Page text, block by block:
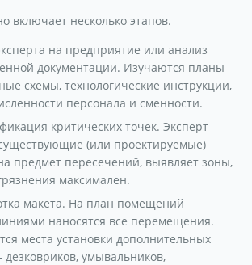
включает несколько этапов.
на предприятие или анализ
документации. Изучаются планы
схемы, технологические инструкции,
персонала и сменности.
критических точек. Эксперт
(или проектируемые)
предмет пересечений, выявляет зоны,
максимален.
макета. На план помещений
наносятся все перемещения.
места установки дополнительных
умывальников,